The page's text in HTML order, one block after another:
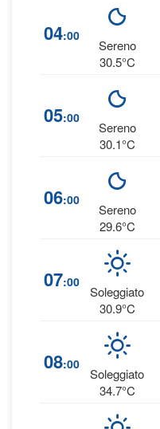
04:00
Sereno
30.5°C
05:00
Sereno
30.1°C
06:00
Sereno
29.6°C
07:00
Soleggiato
30.9°C
08:00
Soleggiato
34.7°C